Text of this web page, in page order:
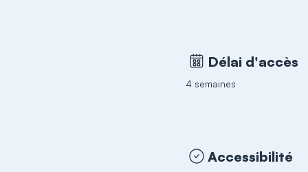
Délai d'accès
4 semaines
Accessibilité